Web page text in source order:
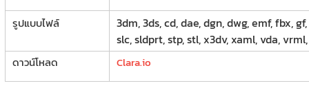
รูปแบบไฟล์
3dm, 3ds, cd, dae, dgn, dwg, emf, fbx,
slc, sldprt, stp, stl, x3dv, xaml, vda,
ดาวน์โหลด Clara.io